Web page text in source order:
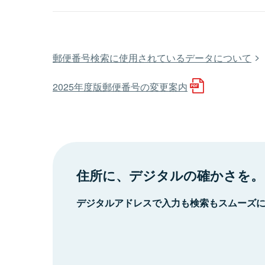
郵便番号検索に使用されているデータについて
2025年度版郵便番号の変更案内
住所に、デジタルの確かさを。
デジタルアドレスで入力も検索もスムーズ